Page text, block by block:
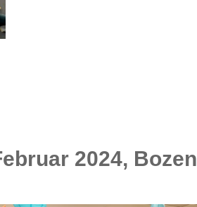
2024, Bozen